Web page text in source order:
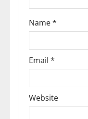
o
n
Name*
Email *
Website